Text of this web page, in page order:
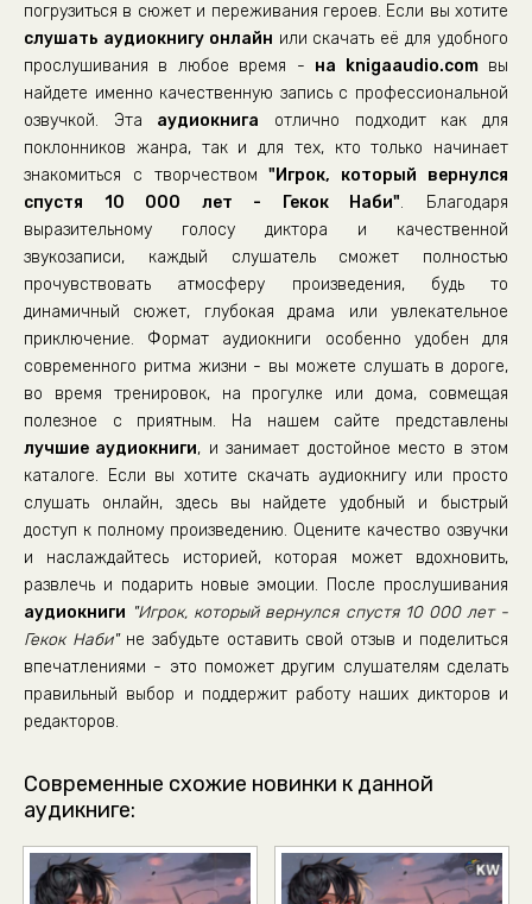
погрузиться в сюжет и переживания героев. Если вы хотите
слушать аудиокнигу онлайн или скачать её для удобного
прослушивания в любое время - на knigaaudio.comвы
найдете именно качественную запись с профессиональной
озвучкой. Эта аудиокнига отлично подходит как для
поклонников жанра, так и для тех, кто только начинает
знакомиться с творчеством"Игрок, который вернулся
спустя 10 000 лет - Гекок Наби". Благодаря
выразительному голосу диктора и качественной
звукозаписи, каждый слушатель сможет полностью
прочувствовать атмосферу произведения, будь то
динамичный сюжет, глубокая драма или увлекательное
приключение. Формат аудиокниги особенно удобен для
современного ритма жизни - вы можете слушать в дороге,
во время тренировок, на прогулке или дома, совмещая
полезное с приятным. На нашем сайте представлены
лучшие аудиокниги, и занимает достойное место в этом
каталоге. Если вы хотите скачать аудиокнигу или просто
слушать онлайн, здесь вы найдете удобный и быстрый
доступ к полному произведению. Оцените качество озвучки
и наслаждайтесь историей, которая может вдохновить,
развлечь и подарить новые эмоции. После прослушивания
аудиокниги "Игрок, который вернулся спустя 10 000 лет -
Гекок Наби"не забудьте оставить свой отзыв и поделиться
впечатлениями - это поможет другим слушателям сделать
правильный выбор и поддержит работу наших дикторов и
редакторов.
Современные схожие новинки к данной
аудикниге: